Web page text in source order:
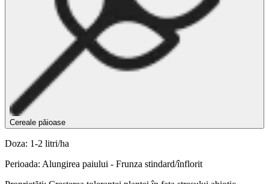
Cereale păioase
Doza: 1-2 litri/ha
Perioada: Alungirea paiului - Frunza stindard/înflorit